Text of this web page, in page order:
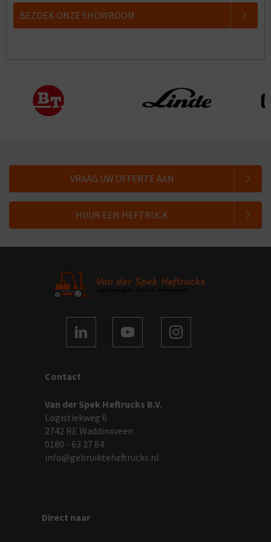
BEZOEK ONZE SHOWROOM
VRAAG UW OFFERTE AAN
HUUR EEN HEFTRUCK
Contact
Van der Spek Heftrucks B.V.
Logistiekweg 6
2742 RE Waddinxveen
0180 - 63 27 84
info@gebruikteheftrucks.nl
Direct naar